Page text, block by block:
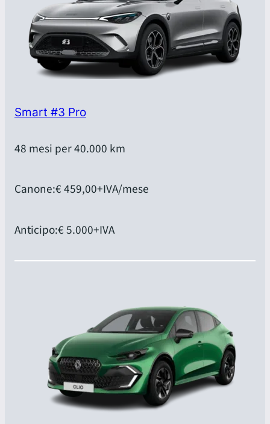
Smart #3 Pro
48 mesi per 40.000 km
Canone:€ 459,00+IVA/mese
Anticipo:€ 5.000+IVA